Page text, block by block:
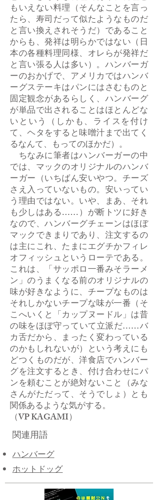
もいえない料理（そんなことを言っ
たら、寿司だって似たようなものだ
と言い換えされそうだ）であること
からも、発祥は明らかではない（日
本の各種料理同様、オレらが発祥だ
と言い張る人は多い）。ハンバーガ
ーのおかげで、アメリカではハンバ
ーグステーキはパンにはさむものと
固定観念があるらしく、ハンバーグ
が単品で出されることはほとんどな
いという（しかも、ライスを付け
て、ヘタをすると味噌汁まで出てく
るなんて、もってのほかだ）。
ちなみに筆者はハンバーガーの中
では、マックのオリジナルのハンバ
ーガー（いちばん安いやつ。チーズ
さえ入っていないもの。安いってい
う理由ではない。いや、まあ、それ
も少しはある……）が断トツに好き
なので、ハンバーグチェーンはほぼ
マックできまりであり、注文するの
は主にこれ、たまにエグチかフィレ
オフィッシュというローテである。
これは、「サッポロ一番みそラーメ
ン」のうまくなる前のオリジナルの
味が好きなように、チープなものは
それしかないチープな味が一番（そ
こへいくと「カップヌードル」は昔
の味をほぼ守っていて立派だ……バ
カ舌だから、まったく変わっている
のかもしれないが）という考えにも
どつくものだが、洋食店でハンバー
グを注文するとき、付け合わせにパ
ンを頼むことが絶対ないこと（みな
さんがただって、そうでしょ）とも
関係あるような気がする。
​（VP KAGAMI）
関連用語
ハンバーグ
ホットドッグ